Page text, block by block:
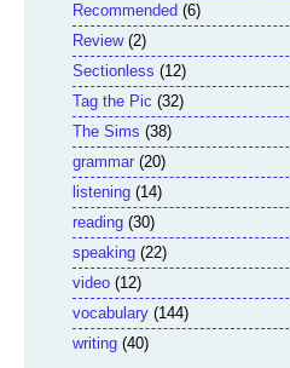
Recommended (6)
Review (2)
Sectionless (12)
Tag the Pic (32)
The Sims (38)
grammar (20)
listening (14)
reading (30)
speaking (22)
video (12)
vocabulary (144)
writing (40)